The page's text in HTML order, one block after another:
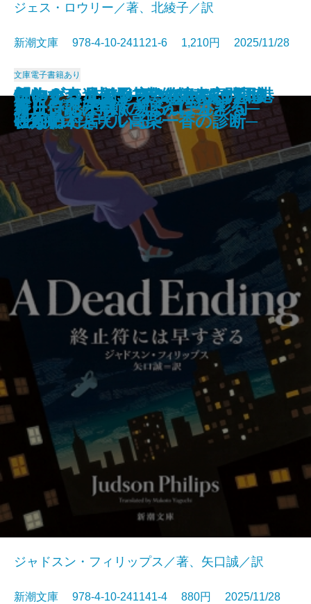
アルネの事件簿─Strange life─
離婚弁護士 松岡紬
僕の人生には事件が起きない
春画で見るお江戸風俗考
「おかえり」と言える、その日ま
で─山岳遭難捜索の現場から─
僕の女を探しているんだ
かれが最後に書いた本
食いしん坊発明家
サンセット・パーク
怪物の森─未解決事件捜査官ヴァ
ン・リード─
ジェス・ロウリー／著、北綾子／訳
新潮文庫 978-4-10-241121-6 1,210円 2025/11/28
文庫電子書籍あり
終止符には早すぎる
ジャドスン・フィリップス／著、矢口誠／訳
新潮文庫 978-4-10-241141-4 880円 2025/11/28
コンビニ兄弟5─テンダネス門司港
こがね村店─
このクリニックはつぶれます！2
─医療コンサル高柴一香の診断─
新しい花が咲く─ぼんぼん彩句─
創作する遺伝子─僕の体の70％は
映画でできている─
ループ・オブ・ザ・コード
想いをつなぐメス─俺たちは神じ
ゃない3─
ガリンペイロ
ほおずき、きゅっ─みとや・お瑛
仕入帖─
好日日記─季節のように生きる─